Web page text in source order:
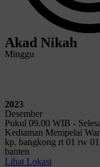
Akad Nikah
Minggu
2023
Desember
Pukul 09.00 WIB -
Kediaman Mempelai
kp. bangkong rt 01 rw
banten
Lihat Lokasi